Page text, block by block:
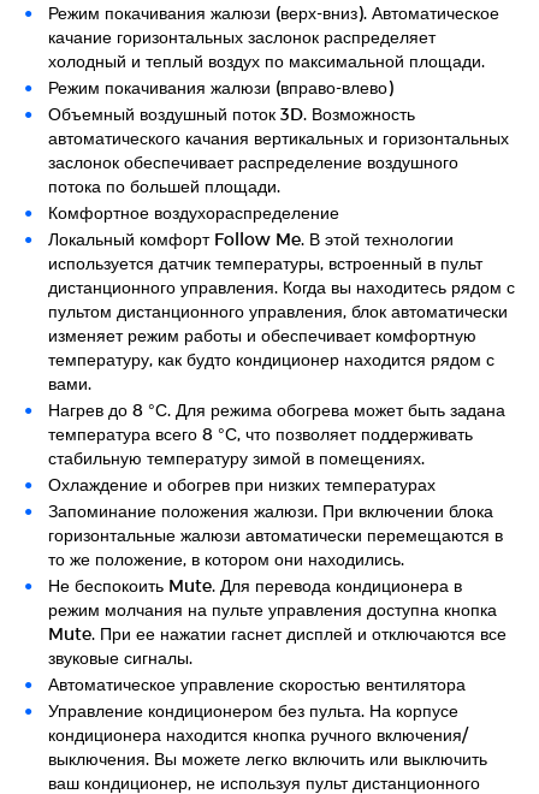
Режим покачивания жалюзи (верх-вниз). Автоматическое
качание горизонтальных заслонок распределяет
холодный и теплый воздух по максимальной площади.
Режим покачивания жалюзи (вправо-влево)
Объемный воздушный поток 3D. Возможность
автоматического качания вертикальных и горизонтальных
заслонок обеспечивает распределение воздушного
потока по большей площади.
Комфортное воздухораспределение
Локальный комфорт Follow Me. В этой технологии
используется датчик температуры, встроенный в пульт
дистанционного управления. Когда вы находитесь рядом с
пультом дистанционного управления, блок автоматически
изменяет режим работы и обеспечивает комфортную
температуру, как будто кондиционер находится рядом с
вами.
Нагрев до 8 °С. Для режима обогрева может быть задана
температура всего 8 °С, что позволяет поддерживать
стабильную температуру зимой в помещениях.
Охлаждение и обогрев при низких температурах
Запоминание положения жалюзи. При включении блока
горизонтальные жалюзи автоматически перемещаются в
то же положение, в котором они находились.
Не беспокоить Mute. Для перевода кондиционера в
режим молчания на пульте управления доступна кнопка
Mute. При ее нажатии гаснет дисплей и отключаются все
звуковые сигналы.
Автоматическое управление скоростью вентилятора
Управление кондиционером без пульта. На корпусе
кондиционера находится кнопка ручного включения/
выключения. Вы можете легко включить или выключить
ваш кондиционер, не используя пульт дистанционного